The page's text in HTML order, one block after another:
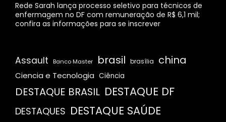
Rede Sarah lança processo seletivo para técnicos de
enfermagem no DF com remuneração de R$ 6,1 mil;
confira as informações para se inscrever
Assault Banco Master brasil brasília china
Ciencia e Tecnologia Ciência
DESTAQUE BRASIL DESTAQUE DF
DESTAQUES DESTAQUE SAÚDE